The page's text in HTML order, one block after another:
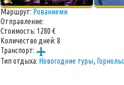
Маршрут: Рованиеми
Отправление:
Стоимость: 1280 €
Количество дней: 8
Транспорт:
Тип отдыха: Новогодние туры,